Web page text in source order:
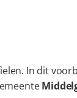
In dit